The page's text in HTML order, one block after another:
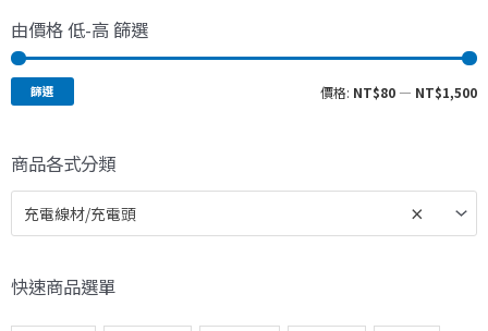
由價格 低-高 篩選
篩選 價格: NT$80 — NT$1,500
商品各式分類
×
充電線材/充電頭
快速商品選單